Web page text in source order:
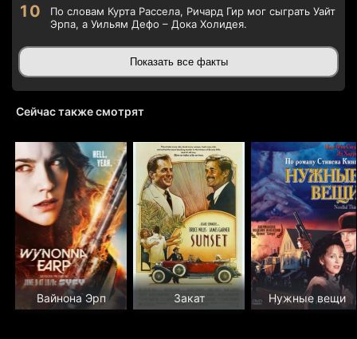
По словам Курта Рассела, Ричард Гир мог сыграть Уайт
Эрпа, а Уильям Дефо – Дока Холидея.
Показать все факты
Сейчас также смотрят
Вайнона Эрп Закат Нужные вещи